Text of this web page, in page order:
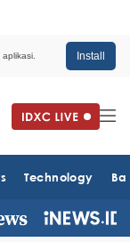
Install
Technology